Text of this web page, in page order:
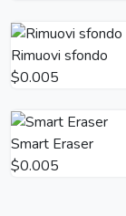
Rimuovi sfondo
$0.005
Smart Eraser
$0.005